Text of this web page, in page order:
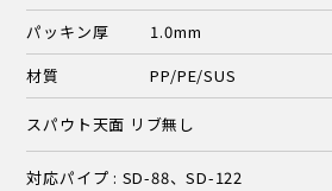
パッキン厚
1.0mm
材質
PP/PE/SUS
スパウト天面 リブ無し
対応パイプ : SD-88、SD-122